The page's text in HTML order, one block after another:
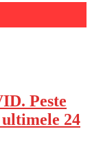
Peste
24